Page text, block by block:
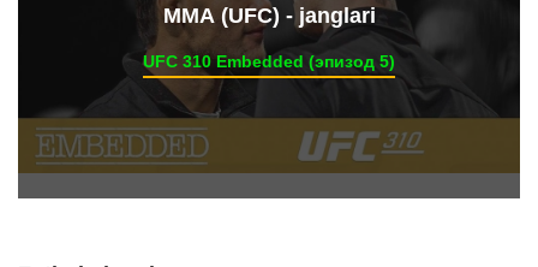
ММА (UFC) - janglari
UFC 310 Embedded (эпизод 5)